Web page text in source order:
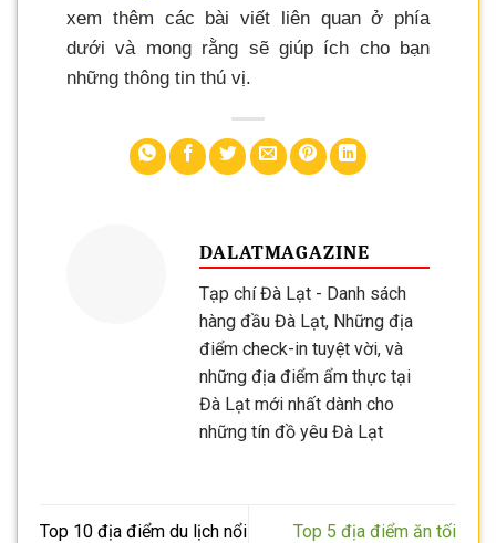
xem thêm các bài viết liên quan ở phía
dưới và mong rằng sẽ giúp ích cho bạn
những thông tin thú vị.
DALATMAGAZINE
Tạp chí Đà Lạt - Danh sách
hàng đầu Đà Lạt, Những địa
điểm check-in tuyệt vời, và
những địa điểm ẩm thực tại
Đà Lạt mới nhất dành cho
những tín đồ yêu Đà Lạt
Top 10 địa điểm du lịch nổi
Top 5 địa điểm ăn tối